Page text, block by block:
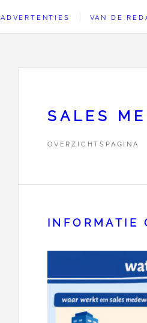
ADVERTENTIES VAN DE
SALES
OVERZICHTSPAGINA
INFORMATIE